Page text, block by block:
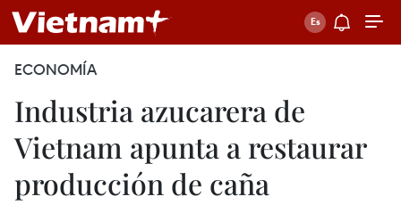
ECONOMÍA
Industria azucarera de
Vietnam apunta a restaurar
producción de caña